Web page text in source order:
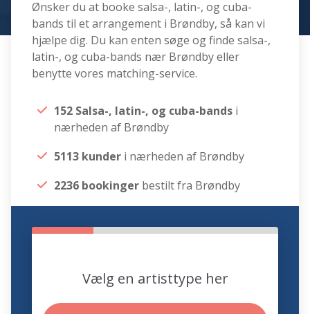
Ønsker du at booke salsa-, latin-, og cuba-
bands til et arrangement i Brøndby, så kan vi
hjælpe dig. Du kan enten søge og finde salsa-,
latin-, og cuba-bands nær Brøndby eller
benytte vores matching-service.
152 Salsa-, latin-, og cuba-bands i
nærheden af Brøndby
5113 kunder i nærheden af Brøndby
2236 bookinger bestilt fra Brøndby
Vælg en artisttype her